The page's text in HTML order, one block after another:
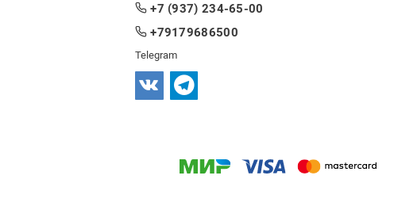
+7 (937) 234-65-00
+79179686500
Telegram